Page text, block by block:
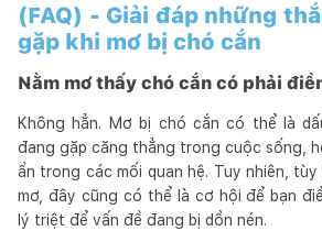
(FAQ) - Giải đáp những
gặp khi mơ bị chó cắn
Nằm mơ thấy chó cắn có phải
Không hẳn. Mơ bị chó cắn có thể là
đang gặp căng thẳng trong cuộc sống,
ẩn trong các mối quan hệ. Tuy nhiên,
mơ, đây cũng có thể là cơ hội để bạn
lý triệt để vấn đề đang bị dồn nén.